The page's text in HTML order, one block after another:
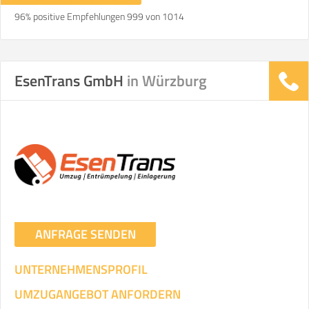
96% positive Empfehlungen 999 von 1014
EsenTrans GmbH in Würzburg
ANFRAGE SENDEN
UNTERNEHMENSPROFIL
UMZUGANGEBOT ANFORDERN